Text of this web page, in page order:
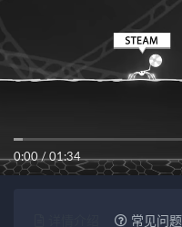
0:00/01:34
常见问题